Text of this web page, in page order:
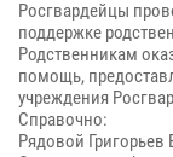
Росгвардейцы
поддержке
Родственникам о
помощь,
учреждения
Справочно:
Рядовой Григорьев